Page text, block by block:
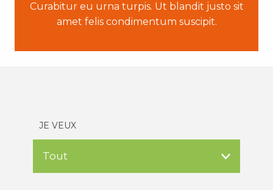
Curabitur eu urna turpis. Ut blandit justo sit
amet felis condimentum suscipit.
JE VEUX